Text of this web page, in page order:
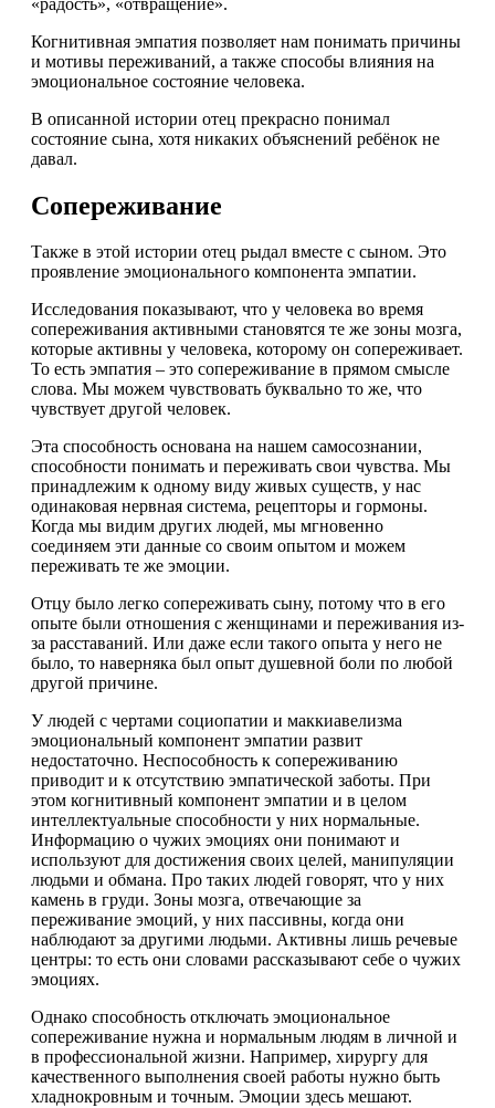
Когнитивная эмпатия позволяет нам понимать причины
и мотивы переживаний, а также способы влияния на
эмоциональное состояние человека.
В описанной истории отец прекрасно понимал
состояние сына, хотя никаких объяснений ребёнок не
давал.
Сопереживание
Также в этой истории отец рыдал вместе с сыном. Это
проявление эмоционального компонента эмпатии.
Исследования показывают, что у человека во время
сопереживания активными становятся те же зоны мозга,
которые активны у человека, которому он сопереживает.
То есть эмпатия – это сопереживание в прямом смысле
слова. Мы можем чувствовать буквально то же, что
чувствует другой человек.
Эта способность основана на нашем самосознании,
способности понимать и переживать свои чувства. Мы
принадлежим к одному виду живых существ, у нас
одинаковая нервная система, рецепторы и гормоны.
Когда мы видим других людей, мы мгновенно
соединяем эти данные со своим опытом и можем
переживать те же эмоции.
Отцу было легко сопереживать сыну, потому что в его
опыте были отношения с женщинами и переживания из-
за расставаний. Или даже если такого опыта у него не
было, то наверняка был опыт душевной боли по любой
другой причине.
У людей с чертами социопатии и маккиавелизма
эмоциональный компонент эмпатии развит
недостаточно. Неспособность к сопереживанию
приводит и к отсутствию эмпатической заботы. При
этом когнитивный компонент эмпатии и в целом
интеллектуальные способности у них нормальные.
Информацию о чужих эмоциях они понимают и
используют для достижения своих целей, манипуляции
людьми и обмана. Про таких людей говорят, что у них
камень в груди. Зоны мозга, отвечающие за
переживание эмоций, у них пассивны, когда они
наблюдают за другими людьми. Активны лишь речевые
центры: то есть они словами рассказывают себе о чужих
эмоциях.
Однако способность отключать эмоциональное
сопереживание нужна и нормальным людям в личной и
в профессиональной жизни. Например, хирургу для
качественного выполнения своей работы нужно быть
хладнокровным и точным. Эмоции здесь мешают.